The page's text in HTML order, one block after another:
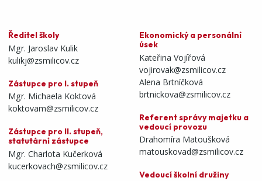
Ředitel školy
Mgr. Jaroslav Kulik
kulikj@zsmilicov.cz
Zástupce pro I. stupeň
Mgr. Michaela Koktová
koktovam@zsmilicov.cz
Zástupce pro II. stupeň,
statutární zástupce
Mgr. Charlota Kučerková
kucerkovach@zsmilicov.cz
Ekonomický a personální
úsek
Kateřina Vojířová
vojirovak@zsmilicov.cz
Alena Brtníčková
brtnickova@zsmilicov.cz
Referent správy majetku a
vedoucí provozu
Drahomíra Matoušková
matouskovad@zsmilicov.cz
Vedoucí školní družiny